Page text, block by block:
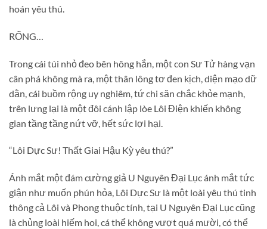
hoán yêu thú.
RỐNG…
Trong cái túi nhỏ đeo bên hông hắn, một con Sư Tử hàng vạn
cân phá không mà ra, một thân lông tơ đen kịch, diện mạo dữ
dằn, cái buồm rộng uy nghiêm, tứ chi săn chắc khỏe mạnh,
trên lưng lại là một đôi cánh lập lòe Lôi Điện khiến không
gian tầng tầng nứt vỡ, hết sức lợi hại.
“Lôi Dực Sư! Thất Giai Hậu Kỳ yêu thú?”
Ánh mắt một đám cường giả U Nguyên Đại Lục ánh mắt tức
giận như muốn phún hỏa, Lôi Dực Sư là một loài yêu thú tinh
thông cả Lôi và Phong thuộc tính, tại U Nguyên Đại Lục cũng
là chủng loài hiếm hoi, cá thể không vượt quá mười, có thể